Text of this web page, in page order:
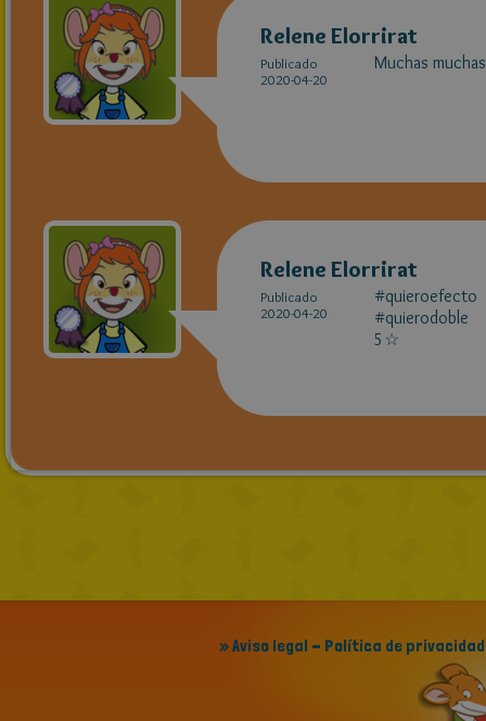
Relene Elorrirat
Publicado
2020-04-20
Muchas
Relene Elorrirat
Publicado
2020-04-20
#quieroefecto
#quierodoble
5☆
» Aviso legal - Política de privacidad